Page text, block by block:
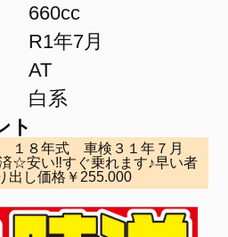
660cc
R1年7月
AT
白系
ト
８年式 車検３１年７月
☆安い‼すぐ乗れます♪早い者
出し価格￥255.000